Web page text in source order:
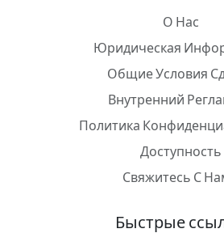
О Нас
Юридическая
Общие Условия
Внутренний
Политика
Доступность
Свяжитесь С
Быстрые